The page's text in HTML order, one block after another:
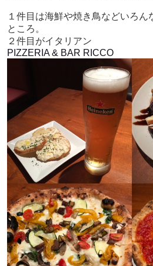
１件目は海鮮や焼き鳥などいろん
ところ。
２件目がイタリアン
PIZZERIA & BAR RICCO